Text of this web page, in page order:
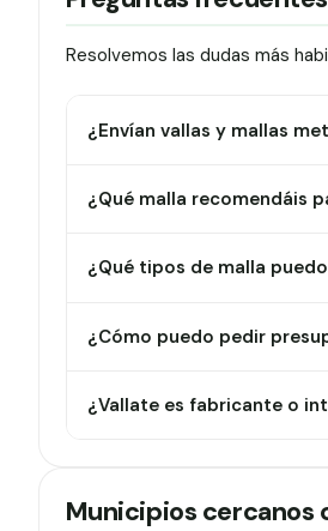
Resolvemos las dudas más
¿Envían vallas y mallas
¿Qué malla recomendáis
¿Qué tipos de malla
¿Cómo puedo pedir
¿Vallate es fabricante o
Municipios cercanos